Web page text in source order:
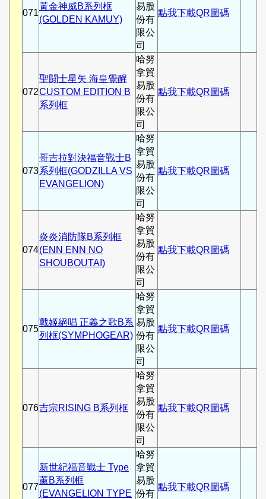
071
黃金神威B系列框
(GOLDEN KAMUY)
易股
份有
限公
司
點我下載QR圖碼
072
聖闘士星矢 海皇覺醒
CUSTOM EDITION B
系列框
哈努
拿貿
易股
份有
限公
司
點我下載QR圖碼
073
哥吉拉對決福音戰士B
系列框(GODZILLA VS
EVANGELION)
哈努
拿貿
易股
份有
限公
司
點我下載QR圖碼
074
炎炎消防隊B系列框
(ENN ENN NO
SHOUBOUTAI)
哈努
拿貿
易股
份有
限公
司
點我下載QR圖碼
075
戰姬絕唱 正義之歌B系
列框(SYMPHOGEAR)
哈努
拿貿
易股
份有
限公
司
點我下載QR圖碼
076吉宗RISING B系列框
哈努
拿貿
易股
份有
限公
司
點我下載QR圖碼
077
新世紀福音戰士 Type
薰B系列框
(EVANGELION TYPE
哈努
拿貿
易股
份有
點我下載QR圖碼